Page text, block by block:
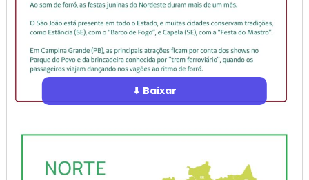
⬇ Baixar